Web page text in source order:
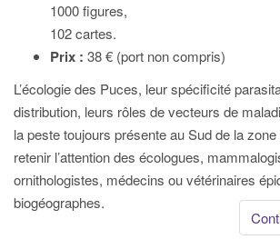
1000 figures,
102 cartes.
Prix : 38 € (port non compris)
L’écologie des Puces, leur spécificité
distribution, leurs rôles de vecteurs de
la peste toujours présente au Sud de la
retenir l’attention des écologues,
ornithologistes, médecins ou vétérinaires
biogéographes.